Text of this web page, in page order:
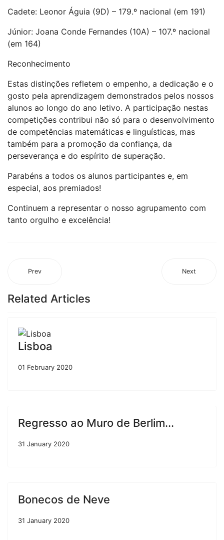
Cadete: Leonor Águia (9D) – 179.º nacional (em 191)
Júnior: Joana Conde Fernandes (10A) – 107.º nacional
(em 164)
Reconhecimento
Estas distinções refletem o empenho, a dedicação e o
gosto pela aprendizagem demonstrados pelos nossos
alunos ao longo do ano letivo. A participação nestas
competições contribui não só para o desenvolvimento
de competências matemáticas e linguísticas, mas
também para a promoção da confiança, da
perseverança e do espírito de superação.
Parabéns a todos os alunos participantes e, em
especial, aos premiados!
Continuem a representar o nosso agrupamento com
tanto orgulho e excelência!
Prev Next
Related Articles
Lisboa
01 February 2020
Regresso ao Muro de Berlim...
31 January 2020
Bonecos de Neve
31 January 2020